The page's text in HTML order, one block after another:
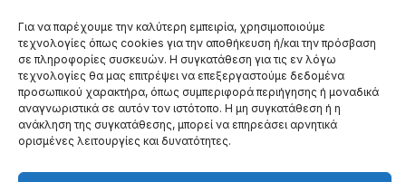
Για να παρέχουμε την καλύτερη εμπειρία, χρησιμοποιούμε
τεχνολογίες όπως cookies για την αποθήκευση ή/και την πρόσβαση
σε πληροφορίες συσκευών. Η συγκατάθεση για τις εν λόγω
τεχνολογίες θα μας επιτρέψει να επεξεργαστούμε δεδομένα
προσωπικού χαρακτήρα, όπως συμπεριφορά περιήγησης ή μοναδικά
αναγνωριστικά σε αυτόν τον ιστότοπο. Η μη συγκατάθεση ή η
ανάκληση της συγκατάθεσης, μπορεί να επηρεάσει αρνητικά
ορισμένες λειτουργίες και δυνατότητες.
ΑΕΝΑΟΝ ΚΟΙΝΣΕΠ
Έδρα: Ζαΐμη 35, 27131, Πύργος Ηλείας
ΑΦΜ: 996784522
ΤΗΛ: (+30) 698 199 8604